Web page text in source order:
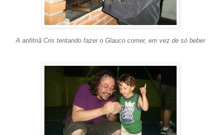
A anfitriã Cris tentando fazer o Glauco comer, em vez de só beber